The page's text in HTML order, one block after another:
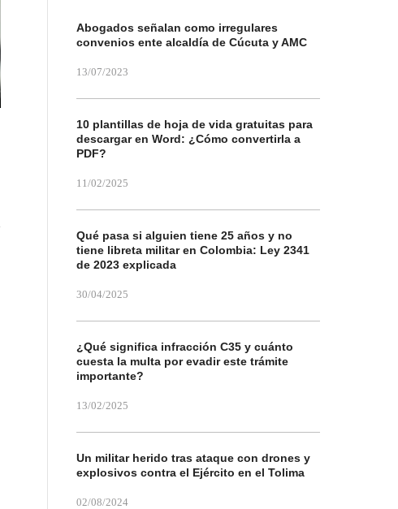
Abogados señalan como irregulares
convenios ente alcaldía de Cúcuta y AMC
13/07/2023
10 plantillas de hoja de vida gratuitas para
descargar en Word: ¿Cómo convertirla a
PDF?
11/02/2025
Qué pasa si alguien tiene 25 años y no
tiene libreta militar en Colombia: Ley 2341
de 2023 explicada
30/04/2025
¿Qué significa infracción C35 y cuánto
cuesta la multa por evadir este trámite
importante?
13/02/2025
Un militar herido tras ataque con drones y
explosivos contra el Ejército en el Tolima
02/08/2024